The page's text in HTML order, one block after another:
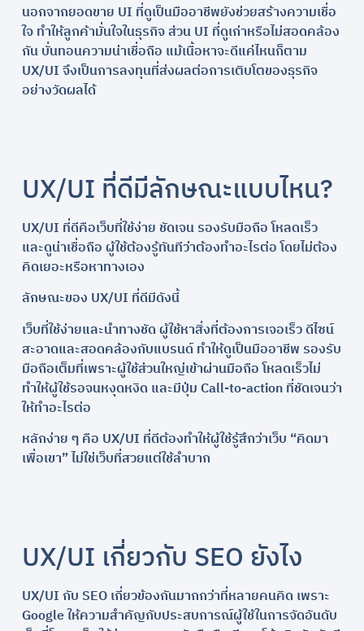
นอกจากยอดขาย UI ที่ดูเป็นมืออาชีพยังช่วยสร้างความเชื่อ
ใจ ทำให้ลูกค้ามั่นใจในธุรกิจ ส่วน UI ที่ดูเก่าหรือไม่สอดคล้อง
กัน บั่นทอนความน่าเชื่อถือ แม้เนื้อหาจะดีแค่ไหนก็ตาม
UX/UI จึงเป็นการลงทุนที่ส่งผลต่อการเติบโตของธุรกิจ
อย่างวัดผลได้
UX/UI ที่ดีมีลักษณะแบบไหน?
UX/UI ที่ดีคือเว็บที่ใช้ง่าย ชัดเจน รองรับมือถือ โหลดเร็ว
และดูน่าเชื่อถือ ผู้ใช้ต้องรู้ทันทีว่าต้องทำอะไรต่อ โดยไม่ต้อง
คิดเยอะหรือหาทางเอง
ลักษณะของ UX/UI ที่ดีมีดังนี้
เว็บที่ใช้ง่ายและนำทางชัด ผู้ใช้หาสิ่งที่ต้องการเจอเร็ว ดีไซน์
สะอาดและสอดคล้องกับแบรนด์ ทำให้ดูเป็นมืออาชีพ รองรับ
มือถือเต็มที่เพราะผู้ใช้ส่วนใหญ่เข้าผ่านมือถือ โหลดเร็วไม่
ทำให้ผู้ใช้รอจนหงุดหงิด และมีปุ่ม Call-to-action ที่ชัดเจนว่า
ให้ทำอะไรต่อ
หลักง่าย ๆ คือ UX/UI ที่ดีต้องทำให้ผู้ใช้รู้สึกว่าเว็บ “คิดมา
เพื่อเขา” ไม่ใช่เว็บที่สวยแต่ใช้ลำบาก
UX/UI เกี่ยวกับ SEO ยังไง
UX/UI กับ SEO เกี่ยวข้องกันมากกว่าที่หลายคนคิด เพราะ
Google ให้ความสำคัญกับประสบการณ์ผู้ใช้ในการจัดอันดับ